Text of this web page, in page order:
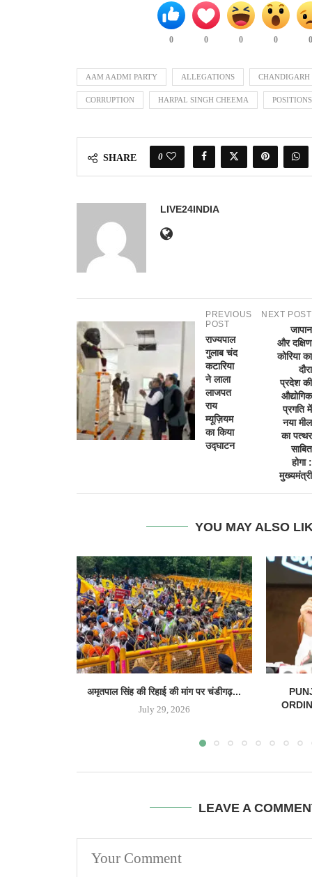
0 0 0 0
AAM AADMI PARTY ALLEGATIONS CHANDIGARH
CORRUPTION HARPAL SINGH CHEEMA POSITIONS
SHARE 0
LIVE24INDIA
PREVIOUS
POST
राज्यपाल
गुलाब चंद
कटारिया
ने लाला
लाजपत
राय
म्यूज़ियम
का किया
उद्घाटन
NEXT POST
जापान
और दक्षिण
कोरिया का
दौरा
प्रदेश की
औद्योगिक
प्रगति में
नया मील
का पत्थर
साबित
होगा :
मुख्यमंत्री
YOU MAY ALSO
अमृतपाल सिंह की रिहाई की मांग पर चंडीगढ़...
July 29, 2026
LEAVE A